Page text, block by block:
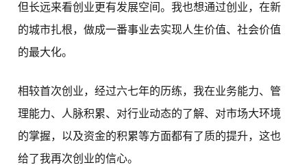
但长远来看创业更有发展空间。我也想通过创业，在新
的城市扎根，做成一番事业去实现人生价值、社会价值
的最大化。
相较首次创业，经过六七年的历练，我在业务能力、管
理能力、人脉积累、对行业动态的了解、对市场大环境
的掌握，以及资金的积累等方面都有了质的提升，这也
给了我再次创业的信心。